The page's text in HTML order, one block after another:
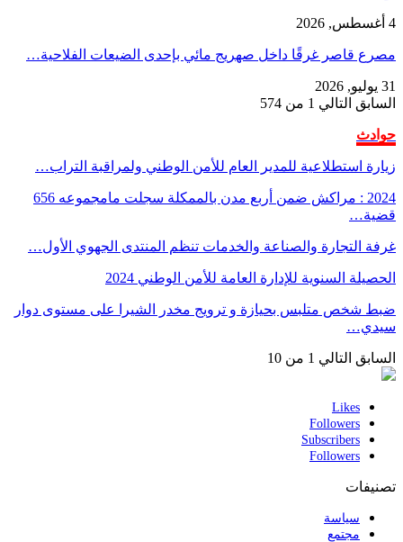
4 أغسطس, 2026
مصرع قاصر غرقًا داخل صهريج مائي بإحدى الضيعات الفلاحية…
31 يوليو, 2026
السابق التالي 1 من 574
حوادث
زيارة استطلاعية للمدير العام للأمن الوطني ولمراقبة التراب…
2024 : مراكش ضمن أربع مدن بالممكلة سجلت مامجموعه 656
قضية…
غرفة التجارة والصناعة والخدمات تنظم المنتدى الجهوي الأول…
الحصيلة السنوية للإدارة العامة للأمن الوطني 2024
ضبط شخص متلبس بحيازة و ترويج مخدر الشيرا على مستوى دوار
سيدي…
السابق التالي 1 من 10
Likes
Followers
Subscribers
Followers
تصنيفات
سياسة
مجتمع